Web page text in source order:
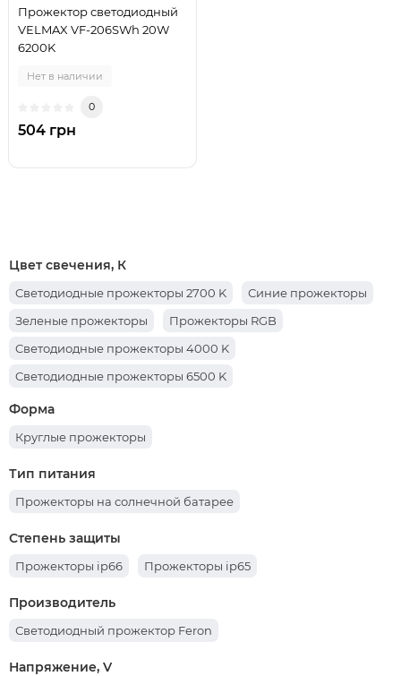
Прожектор светодиодный
VELMAX VF-206SWh 20W
6200K
Нет в наличии
0
504 грн
Цвет свечения, К
Cветодиодные прожекторы 2700 K
Синие прожекторы
Зеленые прожекторы
Прожекторы RGB
Cветодиодные прожекторы 4000 K
Cветодиодные прожекторы 6500 K
Форма
Круглые прожекторы
Тип питания
Прожекторы на солнечной батарее
Степень защиты
Прожекторы ip66 Прожекторы ip65
Производитель
Светодиодный прожектор Feron
Напряжение, V